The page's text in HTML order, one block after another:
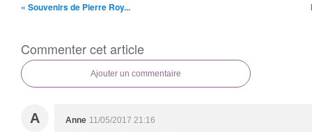
« Souvenirs de Pierre Roy...
Commenter cet article
Ajouter un commentaire
A Anne 11/05/2017 21:16